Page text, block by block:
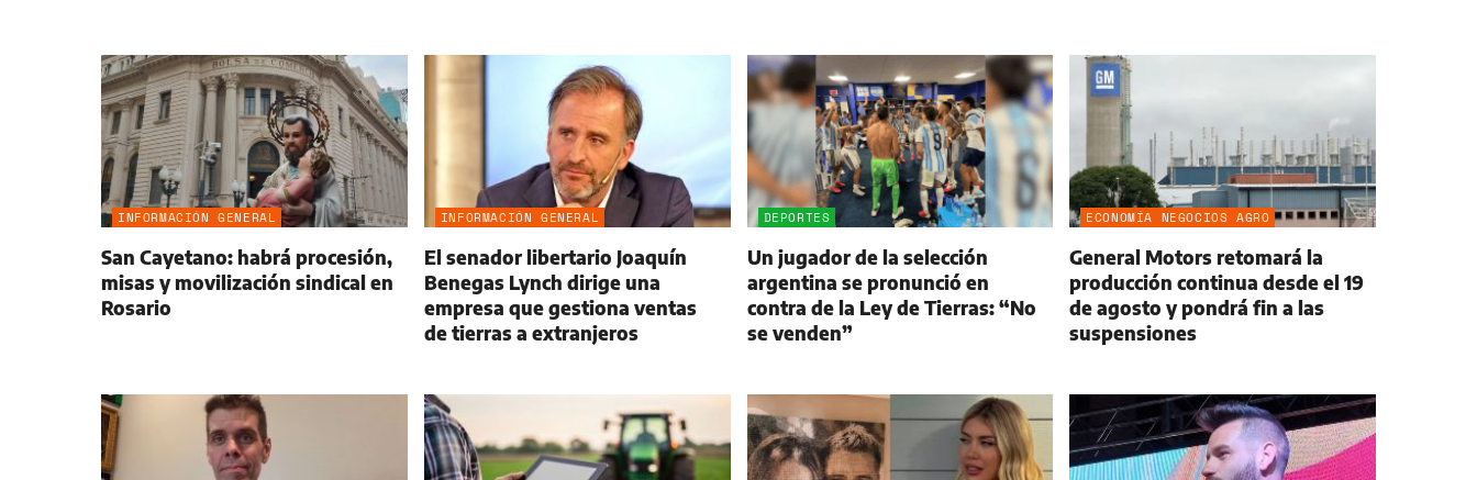
INFORMACIÓN GENERAL
San Cayetano: habrá procesión,
misas y movilización sindical en
Rosario
INFORMACIÓN GENERAL
El senador libertario Joaquín
Benegas Lynch dirige una
empresa que gestiona ventas
de tierras a extranjeros
DEPORTES
Un jugador de la selección
argentina se pronunció en
contra de la Ley de Tierras: “No
se venden”
ECONOMÍA NEGOCIOS AGRO
General Motors retomará la
producción continua desde el 19
de agosto y pondrá fin a las
suspensiones